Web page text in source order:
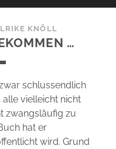
KNÖLL
…
schlussendlich
alle vielleicht nicht
zwangsläufig zu
hat er
wird. Grund